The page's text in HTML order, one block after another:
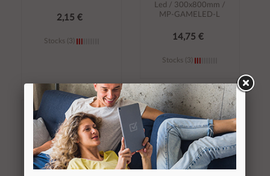
2,15 €
Stocks (3)
Añadir al
carrito
Led / 300x800mm /
MP-GAMELED-L
14,75 €
Stocks (3)
Añadir al
carrito